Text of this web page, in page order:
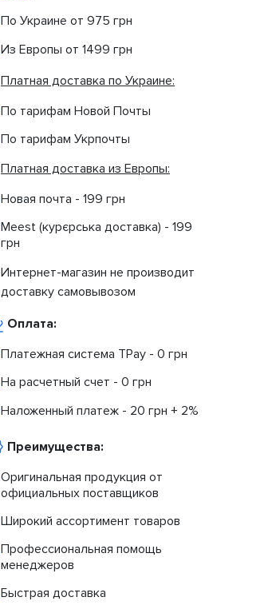
По Украине от 975 грн
Из Европы от 1499 грн
Платная доставка по Украине:
По тарифам Новой Почты
По тарифам Укрпочты
Платная доставка из Европы:
Новая почта - 199 грн
Meest (курєрська доставка) - 199
грн
Интернет-магазин не производит
доставку самовывозом
Оплата:
Платежная система TPay - 0 грн
На расчетный счет - 0 грн
Наложенный платеж - 20 грн + 2%
Преимущества:
Оригинальная продукция от
официальных поставщиков
Широкий ассортимент товаров
Профессиональная помощь
менеджеров
Быстрая доставка